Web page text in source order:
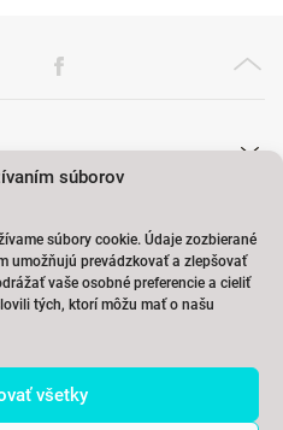
súborov
súbory cookie. Údaje zozbierané
umožňujú prevádzkovať a zlepšovať
vaše osobné preferencie a cieliť
tých, ktorí môžu mať o našu
všetky